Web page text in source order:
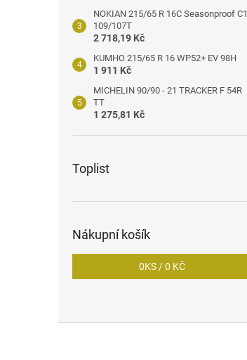
NOKIAN 215/65 R 16C Seasonproof C1
109/107T
2 718,19 Kč
KUMHO 215/65 R 16 WP52+ EV 98H
1 911 Kč
MICHELIN 90/90 - 21 TRACKER F 54R
TT
1 275,81 Kč
Toplist
Nákupní košík
0KS /0 KČ